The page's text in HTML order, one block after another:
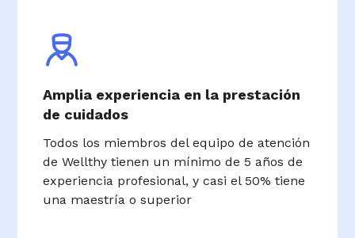
Amplia experiencia en la prestación
de cuidados
Todos los miembros del equipo de atención
de Wellthy tienen un mínimo de 5 años de
experiencia profesional, y casi el 50% tiene
una maestría o superior